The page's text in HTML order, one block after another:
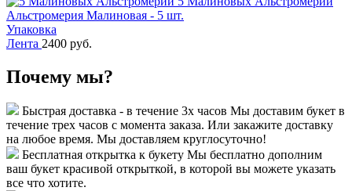
Альстромерия Малиновая - 5 шт.
Упаковка
Лента 2400 руб.
Почему мы?
Быстрая доставка - в течение 3х часов Мы доставим букет в
течение трех часов с момента заказа. Или закажите доставку
на любое время. Мы доставляем круглосуточно!
Бесплатная открытка к букету Мы бесплатно дополним
ваш букет красивой открыткой, в которой вы можете указать
все что хотите.